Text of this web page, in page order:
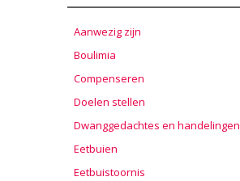
Aanwezig zijn
Boulimia
Compenseren
Doelen stellen
Dwanggedachtes en handelingen
Eetbuien
Eetbuistoornis